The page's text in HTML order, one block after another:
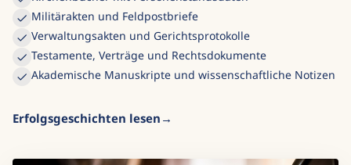
Militärakten und Feldpostbriefe
Verwaltungsakten und Gerichtsprotokolle
Testamente, Verträge und Rechtsdokumente
Akademische Manuskripte und wissenschaftliche Notizen
Erfolgsgeschichten lesen